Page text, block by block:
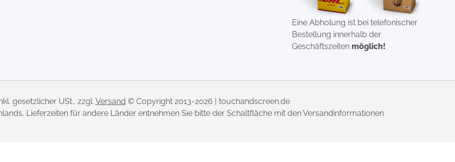
Eine Abholung ist bei telefonischer
Bestellung innerhalb der
Geschäftszeiten möglich!
gesetzlicher USt., zzgl. Versand © Copyright 2013-2026 | touchandscreen.de
Lieferzeiten für andere Länder entnehmen Sie bitte der Schaltfläche mit den Versandinformationen